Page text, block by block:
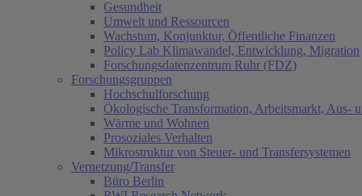
Gesundheit
Umwelt und Ressourcen
Wachstum, Konjunktur, Öffentliche Finanzen
Policy Lab Klimawandel, Entwicklung, Migration
Forschungsdatenzentrum Ruhr (FDZ)
Forschungsgruppen
Hochschulforschung
Ökologische Transformation, Arbeitsmarkt, Aus-
Wärme und Wohnen
Prosoziales Verhalten
Mikrostruktur von Steuer- und Transfersystemen
Vernetzung/Transfer
Büro Berlin